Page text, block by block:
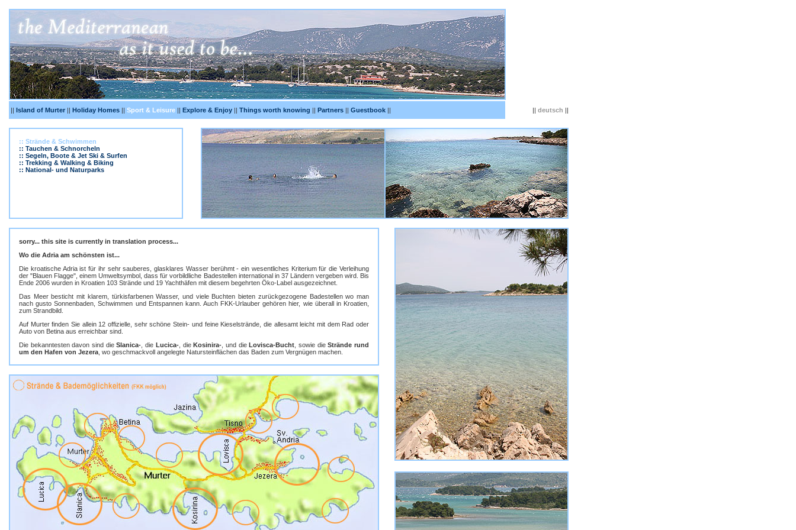
|| Island of Murter || Holiday Homes || Sport & Leisure || Explore & Enjoy || Things worth knowing || Partners || Guestbook || || deutsch ||
:: Strände & Schwimmen
:: Tauchen & Schnorcheln
:: Segeln, Boote & Jet Ski & Surfen
:: Trekking & Walking & Biking
:: National- und Naturparks
sorry... this site is currently in translation process...
Wo die Adria am schönsten ist...
Die kroatische Adria ist für ihr sehr sauberes, glasklares Wasser berühmt - ein wesentliches Kriterium für die Verleihung
der "Blauen Flagge", einem Umweltsymbol, dass für vorbildliche Badestellen international in 37 Ländern vergeben wird. Bis
Ende 2006 wurden in Kroatien 103 Strände und 19 Yachthäfen mit diesem begehrten Öko-Label ausgezeichnet.
Das Meer besticht mit klarem, türkisfarbenen Wasser, und viele Buchten bieten zurückgezogene Badestellen wo man
nach gusto Sonnenbaden, Schwimmen und Entspannen kann. Auch FKK-Urlauber gehören hier, wie überall in Kroatien,
zum Strandbild.
Auf Murter finden Sie allein 12 offizielle, sehr schöne Stein- und feine Kieselstrände, die allesamt leicht mit dem Rad oder
Auto von Betina aus erreichbar sind.
Die bekanntesten davon sind dieSlanica- , die Lucica-, dieKosinira- , und dieLovisca-Bucht , sowie dieStrände rund
um den Hafen von Jezera , wo geschmackvoll angelegte Natursteinflächen das Baden zum Vergnügen machen.